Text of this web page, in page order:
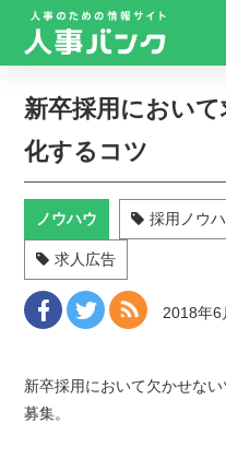
新卒採用におい
化するコツ
ノウハウ 採用ノウ
求人広告
2018年6
新卒採用において欠かせな
募集。